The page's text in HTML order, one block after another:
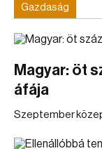
Gazdaság
Magyar: öt
áfája
Szeptember